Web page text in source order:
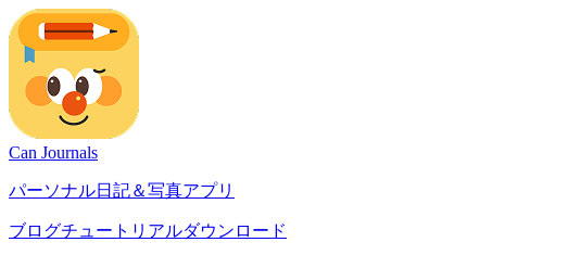
Can Journals
パーソナル日記＆写真アプリ
ブログチュートリアルダウンロード